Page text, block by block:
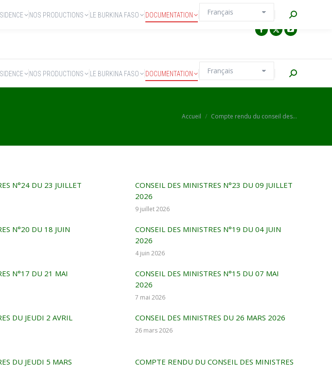
NOS PRODUCTIONS LE BURKINA FASO DOCUMENTATION Recherche
Vous êtes ici :
Accueil Compte rendu du conseil des…
N°24 DU 23 JUILLET
CONSEIL DES MINISTRES N°23 DU 09 JUILLET
2026
9 juillet 2026
N°20 DU 18 JUIN
CONSEIL DES MINISTRES N°19 DU 04 JUIN
2026
4 juin 2026
N°17 DU 21 MAI
CONSEIL DES MINISTRES N°15 DU 07 MAI
2026
7 mai 2026
DU JEUDI 2 AVRIL
CONSEIL DES MINISTRES DU 26 MARS 2026
26 mars 2026
DU JEUDI 5 MARS
COMPTE RENDU DU CONSEIL DES MINISTRES
NOS PRODUCTIONS LE BURKINA FASO DOCUMENTATION Recherche